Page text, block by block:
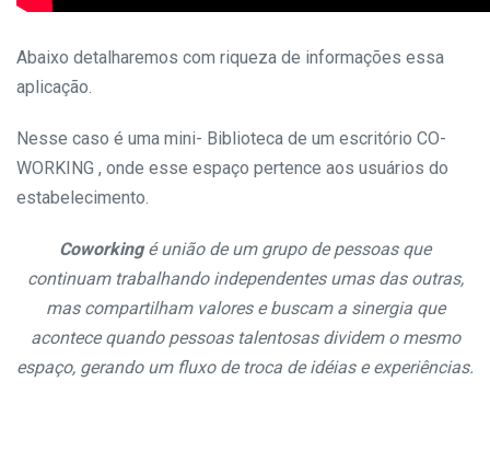
Abaixo detalharemos com riqueza de informações essa
aplicação.
Nesse caso é uma mini- Biblioteca de um escritório CO-
WORKING , onde esse espaço pertence aos usuários do
estabelecimento.
Coworkingé união de um grupo de pessoas que
continuam trabalhando independentes umas das outras,
mas compartilham valores e buscam a sinergia que
acontece quando pessoas talentosas dividem o mesmo
espaço, gerando um fluxo de troca de idéias e experiências.